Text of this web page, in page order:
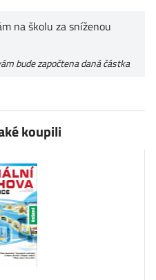
na školu za sníženou
bude započtena daná částka
koupili